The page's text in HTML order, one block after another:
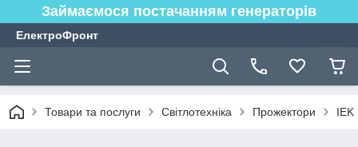
Займаємося постачанням генераторів
ЕлектроФронт
Товари та послуги Світлотехніка Прожектори IEK